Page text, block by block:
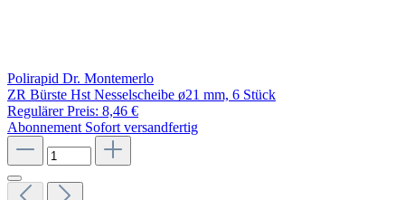
Polirapid Dr. Montemerlo
ZR Bürste Hst Nesselscheibe ø21 mm, 6 Stück
Regulärer Preis: 8,46 €
Abonnement Sofort versandfertig